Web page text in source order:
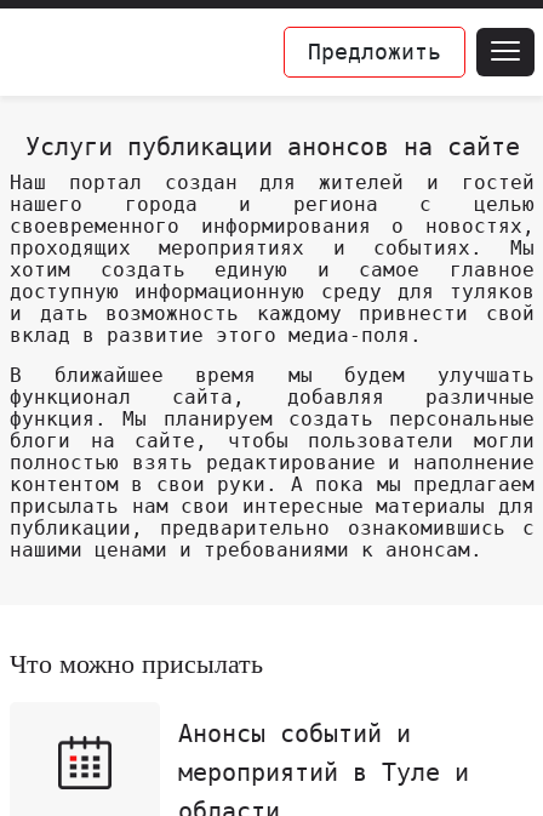
Предложить
Услуги публикации анонсов на сайте
Наш портал создан для жителей и гостей
нашего города и региона с целью
своевременного информирования о новостях,
проходящих мероприятиях и событиях. Мы
хотим создать единую и самое главное
доступную информационную среду для туляков
и дать возможность каждому привнести свой
вклад в развитие этого медиа-поля.
В ближайшее время мы будем улучшать
функционал сайта, добавляя различные
функция. Мы планируем создать персональные
блоги на сайте, чтобы пользователи могли
полностью взять редактирование и наполнение
контентом в свои руки. А пока мы предлагаем
присылать нам свои интересные материалы для
публикации, предварительно ознакомившись с
нашими ценами и требованиями к анонсам.
Что можно присылать
Анонсы событий и
мероприятий в Туле и